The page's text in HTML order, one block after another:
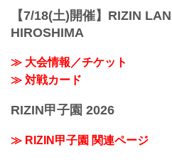
【7/18(土)開催】RIZIN
HIROSHIMA
≫ 大会情報／チケット
≫ 対戦カード
RIZIN甲子園 2026
≫ RIZIN甲子園 関連ページ